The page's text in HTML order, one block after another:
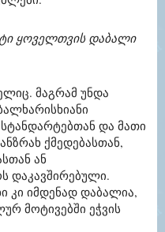
ყოველთვის დაბალი
მაგრამ უნდა
და მათი
ქმედებასთან,
ან
დაკავშირებული.
კი იმდენად დაბალია,
მოტივებში ეჭვის